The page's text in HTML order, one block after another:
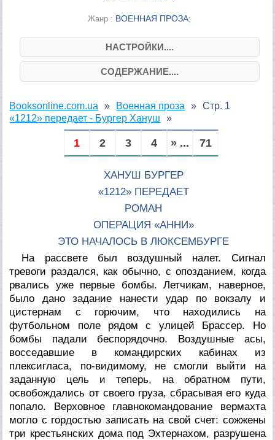
Жанр : ВОЕННАЯ ПРОЗА;
НАСТРОЙКИ....
СОДЕРЖАНИЕ....
Booksonline.com.ua
Военная проза
«1212» передает - Бургер Хануш
Стр. 1
1 2 3 4 » ... 71
ХАНУШ БУРГЕР
«1212» ПЕРЕДАЕТ
РОМАН
ОПЕРАЦИЯ «АННИ»
ЭТО НАЧАЛОСЬ В ЛЮКСЕМБУРГЕ
На рассвете был воздушный налет. Сигнал
тревоги раздался, как обычно, с опозданием, когда
рвались уже первые бомбы. Летчикам, наверное,
было дано задание нанести удар по вокзалу и
цистернам с горючим, что находились на
футбольном поле рядом с улицей Брассер. Но
бомбы падали беспорядочно. Воздушные асы,
восседавшие в командирских кабинах из
плексигласа, по-видимому, не смогли выйти на
заданную цель и теперь, на обратном пути,
освобождались от своего груза, сбрасывая его куда
попало. Верховное главнокомандование вермахта
могло с гордостью записать на свой счет: сожжены
три крестьянских дома под Эхтернахом, разрушена